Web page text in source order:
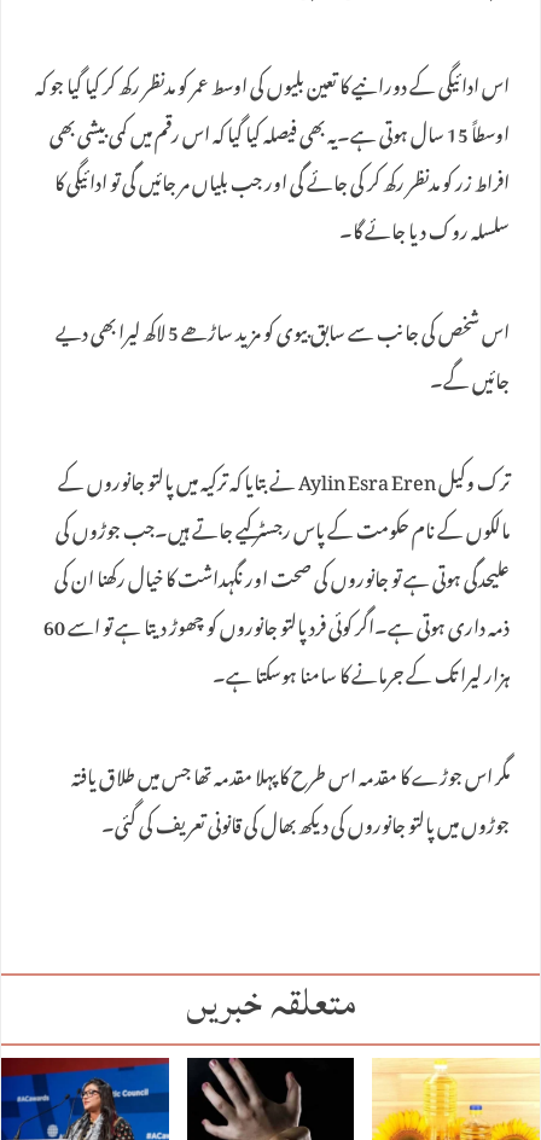
اس ادائیگی کے دورانیے کا تعین بلیوں کی اوسط عمر کو مدنظر رکھ کر کیا گیا جو کہ
اوسطاً 15 سال ہوتی ہے۔یہ بھی فیصلہ کیا گیا کہ اس رقم میں کمی بیشی بھی
افراط زر کو مدنظر رکھ کر کی جائے گی اور جب بلیاں مر جائیں گی تو ادائیگی کا
سلسلہ روک دیا جائے گا۔
اس شخص کی جانب سے سابق بیوی کو مزید ساڑھے 5 لاکھ لیرا بھی دیے
جائیں گے۔
ترک وکیل Aylin Esra Eren نے بتایا کہ ترکیہ میں پالتو جانوروں کے
مالکوں کے نام حکومت کے پاس رجسٹر کیے جاتے ہیں۔جب جوڑوں کی
علیحدگی ہوتی ہے تو جانوروں کی صحت اور نگہداشت کا خیال رکھنا ان کی
ذمہ داری ہوتی ہے۔اگر کوئی فرد پالتو جانوروں کو چھوڑ دیتا ہے تو اسے 60
ہزار لیرا تک کے جرمانے کا سامنا ہوسکتا ہے۔
مگر اس جوڑے کا مقدمہ اس طرح کا پہلا مقدمہ تھا جس میں طلاق یافتہ
جوڑوں میں پالتو جانوروں کی دیکھ بھال کی قانونی تعریف کی گئی۔
متعلقہ خبریں